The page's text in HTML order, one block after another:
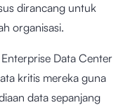
dirancang untuk
organisasi.
Data Center
kritis mereka guna
data sepanjang